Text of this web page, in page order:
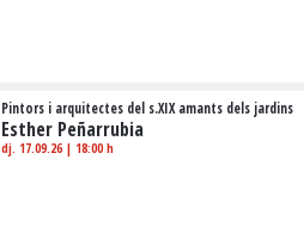
Pintors i arquitectes del s.XIX amants dels jardins
Esther Peñarrubia
dj. 17.09.26| 18:00 h